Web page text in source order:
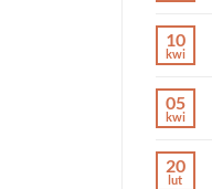
10
kwi
05
kwi
20
lut